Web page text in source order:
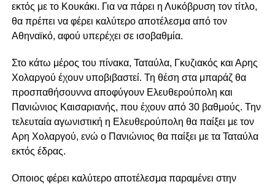
εκτός με το Κουκάκι. Για να πάρει η Λυκόβρυση τον τίτλο,
θα πρέπει να φέρει καλύτερο αποτέλεσμα από τον
Αθηναϊκό, αφού υπερέχει σε ισοβαθμία.
Στο κάτω μέρος του πίνακα, Ταταύλα, Γκυζιακός και Αρης
Χολαργού έχουν υποβιβαστεί. Τη θέση στα μπαράζ θα
προσπαθήσουννα αποφύγουν Ελευθερούπολη και
Πανιώνιος Καισαριανής, που έχουν από 30 βαθμούς. Την
τελευταία αγωνιστική η Ελευθερούπολη θα παίξει με τον
Αρη Χολαργού, ενώ ο Πανιώνιος θα παίξει με τα Ταταύλα
εκτός έδρας.
Οποιος φέρει καλύτερο αποτέλεσμα παραμένει στην